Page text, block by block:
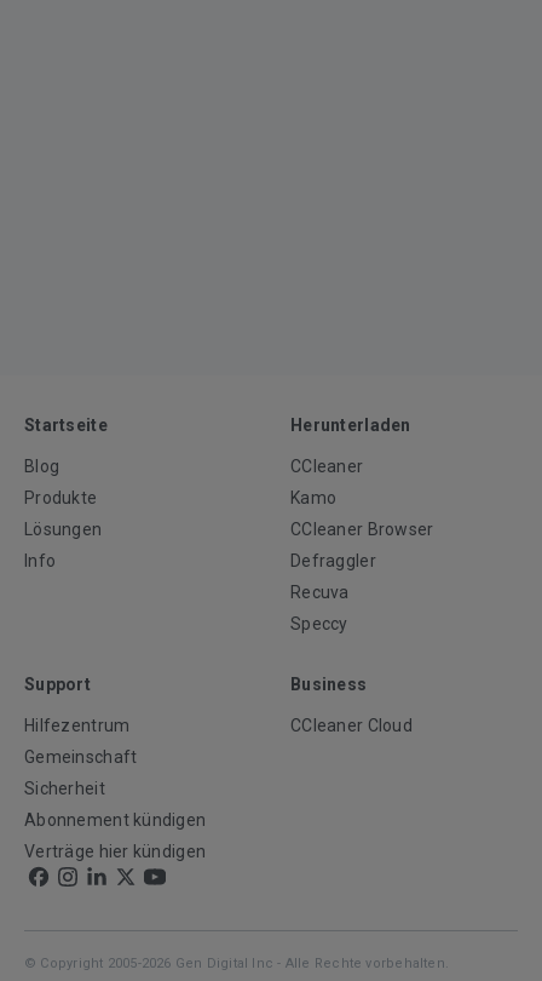
Startseite
Blog
Produkte
Lösungen
Info
Herunterladen
CCleaner
Kamo
CCleaner Browser
Defraggler
Recuva
Speccy
Support
Hilfezentrum
Gemeinschaft
Sicherheit
Abonnement kündigen
Verträge hier kündigen
Business
CCleaner Cloud
© Copyright 2005-2026 Gen Digital Inc - Alle Rechte vorbehalten.